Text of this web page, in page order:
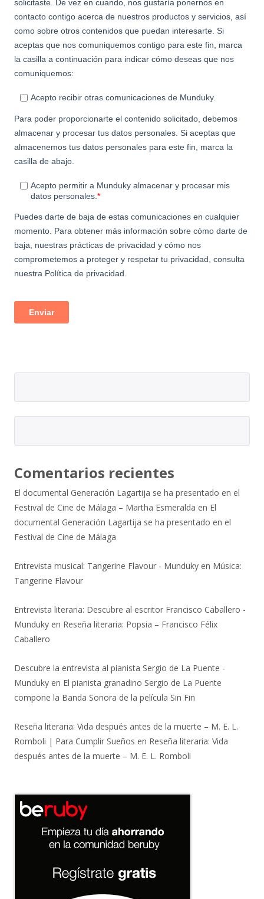
Comentarios recientes
El documental Generación Lagartija se ha presentado en el
Festival de Cine de Málaga – Martha Esmeralda en El
documental Generación Lagartija se ha presentado en el
Festival de Cine de Málaga
Entrevista musical: Tangerine Flavour - Munduky en Música:
Tangerine Flavour
Entrevista literaria: Descubre al escritor Francisco Caballero -
Munduky en Reseña literaria: Popsia – Francisco Félix
Caballero
Descubre la entrevista al pianista Sergio de La Puente -
Munduky en El pianista granadino Sergio de La Puente
compone la Banda Sonora de la película Sin Fin
Reseña literaria: Vida después antes de la muerte – M. E. L.
Romboli | Para Cumplir Sueños en Reseña literaria: Vida
después antes de la muerte – M. E. L. Romboli